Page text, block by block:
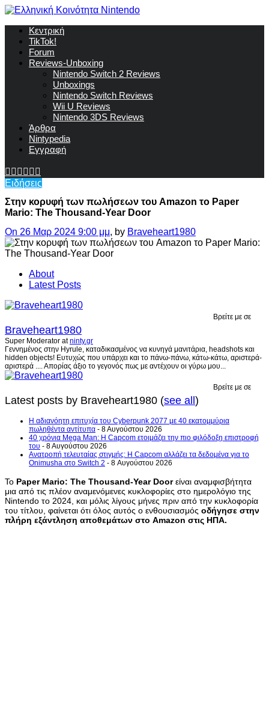
Κεντρική
TikTok!
Forum
Reviews-Unboxing
Nintendo Switch 2 Reviews
Unboxings
Nintendo Switch Reviews
Wii U Reviews
Nintendo 3DS Reviews
Άρθρα
Nintypedia
Εγγραφή
Ειδήσεις
Στην κορυφή των πωλήσεων του Amazon το Paper
Mario: The Thousand-Year Door
On 26 Μαρ 2024 9:00 μμ, by Braveheart1980
About
Latest Posts
Βρείτε με σε
Braveheart1980
Super Moderator atninty.gr
Γεννημένος στην Hyrule, καταδικασμένος να κυνηγά μανιτάρια, headshots και
hidden objects! Ευτυχώς που υπάρχει και το πάνω-πάνω, κάτω-κάτω, αριστερά-
αριστερά .... Απορίας άξιο το γεγονός πως με αντέχουν οι γύρω μου...
Βρείτε με σε
Latest posts by Braveheart1980 (see all)
H αδιανόητη επιτυχία του Cyberpunk 2077 με 40 εκατομμύρια
πωληθέντα αντίτυπα - 8 Αυγούστου 2026
40 χρόνια Mega Man: Η Capcom ετοιμάζει την πιο φιλόδοξη επιστροφή
του - 8 Αυγούστου 2026
Ανατροπή τελευταίας στιγμής: Η Capcom αλλάζει τα δεδομένα για το
Onimusha στο Switch 2 - 8 Αυγούστου 2026
Το Paper Mario: The Thousand-Year Doorείναι αναμφισβήτητα
μια από τις πλέον αναμενόμενες κυκλοφορίες στο ημερολόγιο της
Nintendo το 2024, και μόλις λίγους μήνες πριν από την κυκλοφορία
του τίτλου, φαίνεται ότι όλος αυτός ο ενθουσιασμός οδήγησε στην
πλήρη εξάντληση αποθεμάτων στο Amazon στις ΗΠΑ.